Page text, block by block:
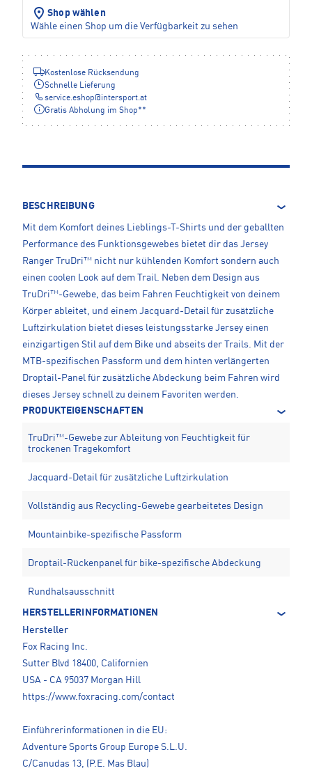
Shop wählen
Wähle einen Shop um die Verfügbarkeit zu sehen
Kostenlose Rücksendung
Schnelle Lieferung
service.eshop@intersport.at
Gratis Abholung im Shop**
BESCHREIBUNG
Mit dem Komfort deines Lieblings-T-Shirts und der geballten
Performance des Funktionsgewebes bietet dir das Jersey
Ranger TruDri™ nicht nur kühlenden Komfort sondern auch
einen coolen Look auf dem Trail. Neben dem Design aus
TruDri™-Gewebe, das beim Fahren Feuchtigkeit von deinem
Körper ableitet, und einem Jacquard-Detail für zusätzliche
Luftzirkulation bietet dieses leistungsstarke Jersey einen
einzigartigen Stil auf dem Bike und abseits der Trails. Mit der
MTB-spezifischen Passform und dem hinten verlängerten
Droptail-Panel für zusätzliche Abdeckung beim Fahren wird
dieses Jersey schnell zu deinem Favoriten werden.
PRODUKTEIGENSCHAFTEN
TruDri™-Gewebe zur Ableitung von Feuchtigkeit für
trockenen Tragekomfort
Jacquard-Detail für zusätzliche Luftzirkulation
Vollständig aus Recycling-Gewebe gearbeitetes Design
Mountainbike-spezifische Passform
Droptail-Rückenpanel für bike-spezifische Abdeckung
Rundhalsausschnitt
HERSTELLERINFORMATIONEN
Hersteller
Fox Racing Inc.
Sutter Blvd 18400, Californien
USA - CA 95037 Morgan Hill
https://www.foxracing.com/contact
Einführerinformationen in die EU:
Adventure Sports Group Europe S.L.U.
C/Canudas 13, (P.E. Mas Blau)